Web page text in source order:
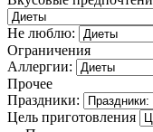
Не люблю:
Ограничения
Аллергии:
Прочее
Праздники:
Цель приготовления